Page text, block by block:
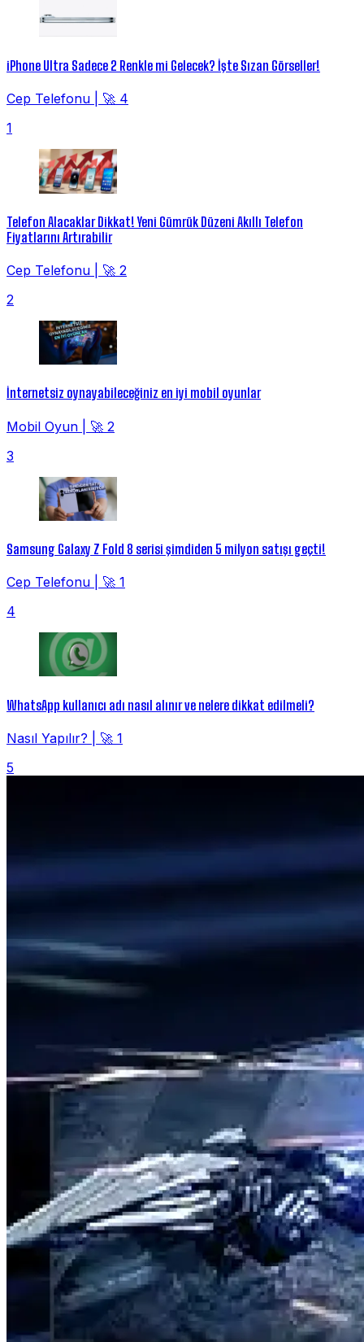
iPhone Ultra Sadece 2 Renkle mi Gelecek? İşte Sızan Görseller!
Cep Telefonu
🚀 4
1
Telefon Alacaklar Dikkat! Yeni Gümrük Düzeni Akıllı Telefon
Fiyatlarını Artırabilir
Cep Telefonu
🚀 2
2
İnternetsiz oynayabileceğiniz en iyi mobil oyunlar
Mobil Oyun
🚀 2
3
Samsung Galaxy Z Fold 8 serisi şimdiden 5 milyon satışı geçti!
Cep Telefonu
🚀 1
4
WhatsApp kullanıcı adı nasıl alınır ve nelere dikkat edilmeli?
Nasıl Yapılır?
🚀 1
5